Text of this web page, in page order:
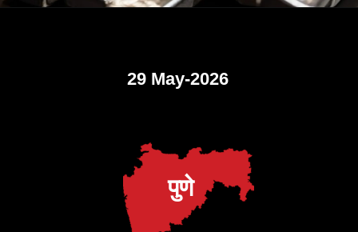
29 May-2026
पुणे